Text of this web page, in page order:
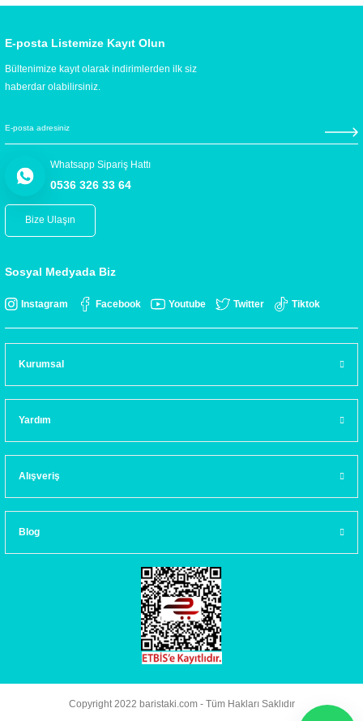
E-posta Listemize Kayıt Olun
Bültenimize kayıt olarak indirimlerden ilk siz
haberdar olabilirsiniz.
Whatsapp Sipariş Hattı
0536 326 33 64
Bize Ulaşın
Sosyal Medyada Biz
Instagram Facebook Youtube Twitter Tiktok
Kurumsal
Yardım
Alışveriş
Blog
Copyright 2022 baristaki.com - Tüm Hakları Saklıdır